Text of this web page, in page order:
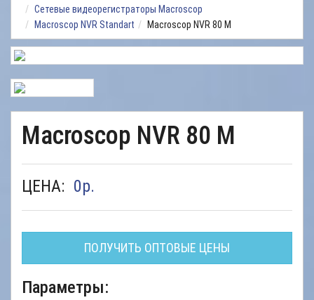
РЕМОНТ
ВИДЕОНАБЛЮДЕНИЯ
УСЛУГИ
ДОСТАВКА
РАБОТЫ
Сетевые видеорегистраторы Macroscop
Macroscop NVR Standart
Macroscop NVR 80 M
Macroscop NVR 80 M
ЦЕНА: 0р.
ПОЛУЧИТЬ ОПТОВЫЕ ЦЕНЫ
Параметры: